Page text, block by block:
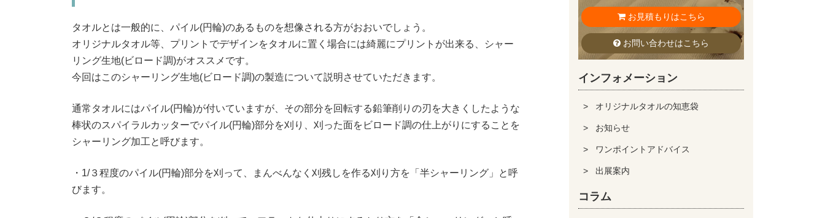
タオルとは一般的に、パイル(円輪)のあるものを想像される方がおおいでしょう。
オリジナルタオル等、プリントでデザインをタオルに置く場合には綺麗にプリントが出来る、シャー
リング生地(ビロード調)がオススメです。
今回はこのシャーリング生地(ビロード調)の製造について説明させていただきます。
通常タオルにはパイル(円輪)が付いていますが、その部分を回転する鉛筆削りの刃を大きくしたような
棒状のスパイラルカッターでパイル(円輪)部分を刈り、刈った面をビロード調の仕上がりにすることを
シャーリング加工と呼びます。
・1/３程度のパイル(円輪)部分を刈って、まんべんなく刈残しを作る刈り方を「半シャーリング」と呼
びます。
お見積もりはこちら
お問い合わせはこちら
インフォメーション
オリジナルタオルの知恵袋
お知らせ
ワンポイントアドバイス
出展案内
コラム